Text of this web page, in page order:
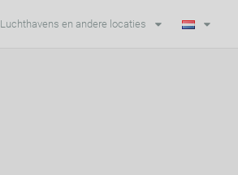
Luchthavens en andere locaties